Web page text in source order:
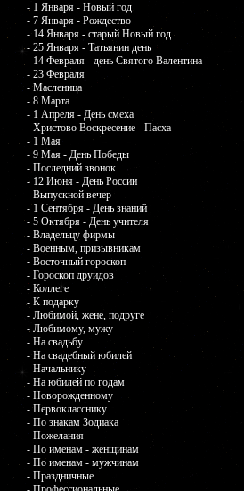
- 1 Января - Новый год
- 7 Января - Рождество
- 14 Января - старый Новый год
- 25 Января - Татьянин день
- 14 Февраля - день Святого Валентина
- 23 Февраля
- Масленица
- 8 Марта
- 1 Апреля - День смеха
- Христово Воскресение - Пасха
- 1 Мая
- 9 Мая - День Победы
- Последний звонок
- 12 Июня - День России
- Выпускной вечер
- 1 Сентября - День знаний
- 5 Октября - День учителя
- Владельцу фирмы
- Военным, призывникам
- Восточный гороскоп
- Гороскоп друидов
- Коллеге
- К подарку
- Любимой, жене, подруге
- Любимому, мужу
- На свадьбу
- На свадебный юбилей
- Начальнику
- На юбилей по годам
- Новорожденному
- Первокласснику
- По знакам Зодиака
- Пожелания
- По именам - женщинам
- По именам - мужчинам
- Праздничные